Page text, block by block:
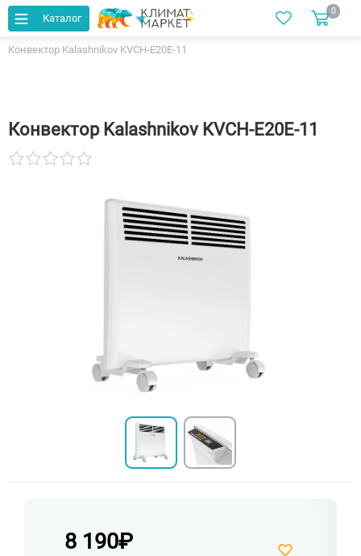
Каталог
0
Главная Каталог
Конвекторы
Конвектор Kalashnikov KVCH-E20E-11
Конвектор Kalashnikov KVCH-E20E-11
8 190₽